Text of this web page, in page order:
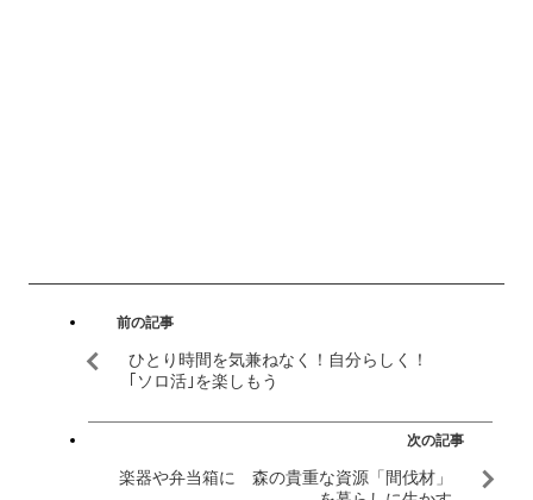
前の記事
ひとり時間を気兼ねなく！自分らしく！
｢ソロ活｣を楽しもう
次の記事
楽器や弁当箱に 森の貴重な資源「間伐材」